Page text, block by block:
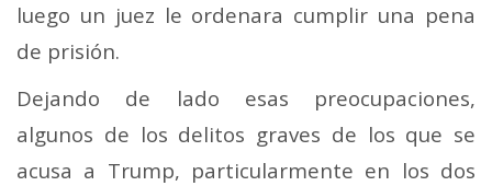
luego un juez le ordenara cumplir una pena
de prisión.
Dejando de lado esas preocupaciones,
algunos de los delitos graves de los que se
acusa a Trump, particularmente en los dos